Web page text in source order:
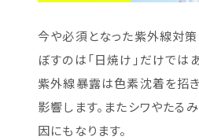
今や必須となった紫外線対
ぼすのは「日焼け」だけでは
紫外線暴露は色素沈着を招き
影響します。またシワやたる
因にもなります。